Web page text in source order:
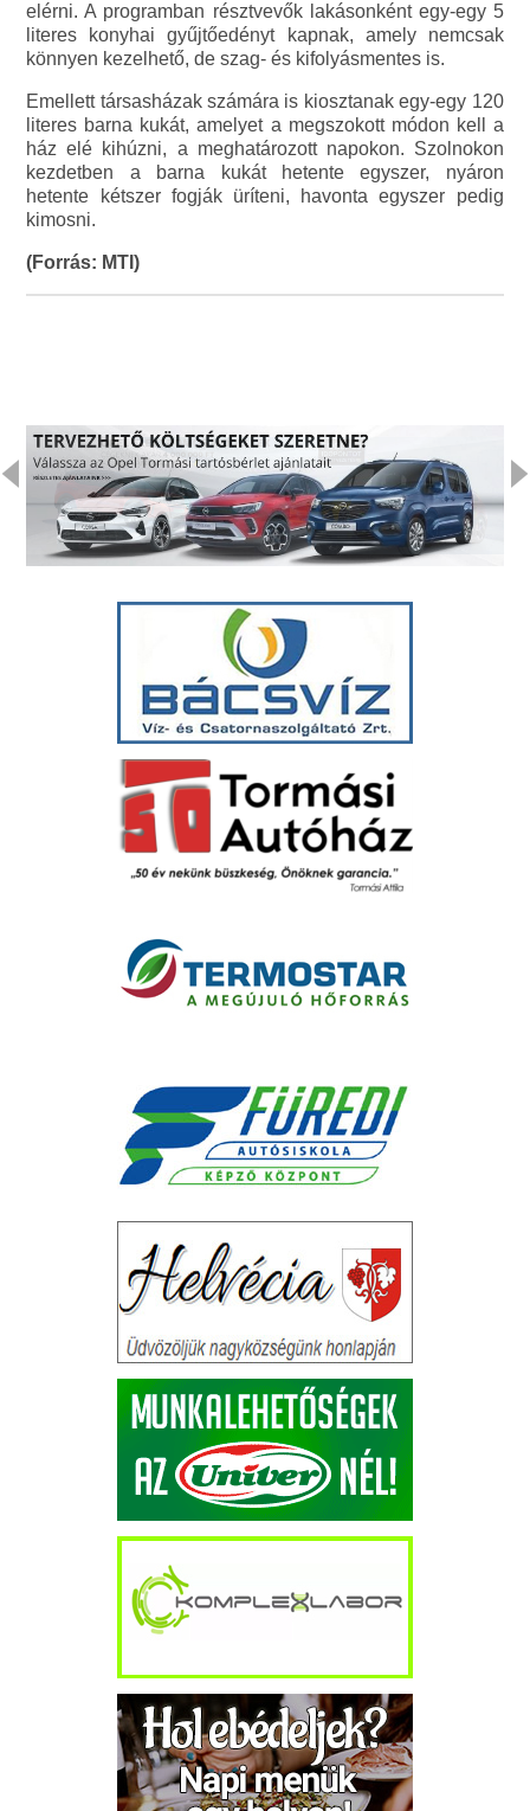
elérni. A programban résztvevők lakásonként egy-egy 5
literes konyhai gyűjtőedényt kapnak, amely nemcsak
könnyen kezelhető, de szag- és kifolyásmentes is.
Emellett társasházak számára is kiosztanak egy-egy 120
literes barna kukát, amelyet a megszokott módon kell a
ház elé kihúzni, a meghatározott napokon. Szolnokon
kezdetben a barna kukát hetente egyszer, nyáron
hetente kétszer fogják üríteni, havonta egyszer pedig
kimosni.
(Forrás: MTI)